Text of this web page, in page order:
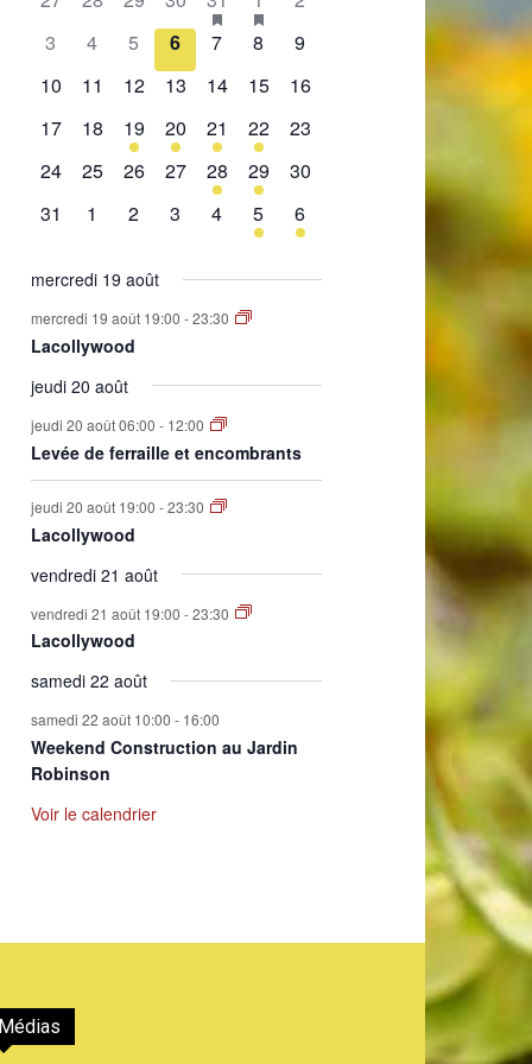
de
Évènements
évènement,évènement,
évènement,
évènement,évènements,
0
3
0
évènement,
4
0
évènement,
5
0
évènement,
6
0
7
0
8
0
9
0
10
0
11
0
12
0
13
0
14
0
15
0
16
0
évènement,
17
0
évènement,
18
1
évènement,
19
2
évènements,
20
1
évènement,
21
2
évènements,
22
0
23
0
24
0
25
0
évènement,
26
0
évènement,
27
1
évènement,
28
1
évènement,
29
0
30
0
31
0
1
0
2
0
évènement,
3
0
évènement,
4
1
évènement,
5
1
évènement,
6
mercredi 19 août
mercredi 19 août 19:00 -23:30
Lacollywood
jeudi 20 août
jeudi 20 août 06:00 - 12:00
Levée de ferraille et encombrants
jeudi 20 août 19:00 -23:30
Lacollywood
vendredi 21 août
vendredi 21 août 19:00 -23:30
Lacollywood
samedi 22 août
samedi 22 août 10:00 - 16:00
Weekend Construction au Jardin
Robinson
Voir le calendrier
Médias